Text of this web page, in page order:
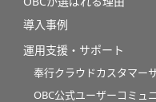
導入事例
運用支援・サポート
奉行クラウドカスタマー
OBC公式ユーザーコミュ